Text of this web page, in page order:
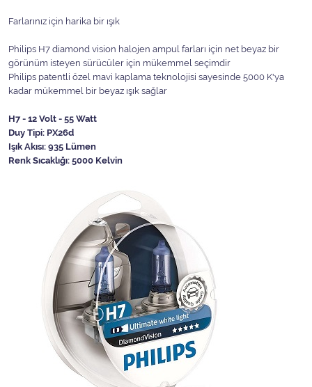
Farlarınız için harika bir ışık
Philips H7 diamond vision halojen ampul farları için net beyaz bir
görünüm isteyen sürücüler için mükemmel seçimdir
Philips patentli özel mavi kaplama teknolojisi sayesinde 5000 K'ya
kadar mükemmel bir beyaz ışık sağlar
H7 - 12 Volt - 55 Watt
Duy Tipi: PX26d
Işık Akısı: 935 Lümen
Renk Sıcaklığı: 5000 Kelvin